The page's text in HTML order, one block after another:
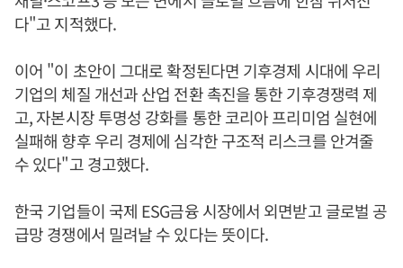
다"고 지적했다.
이어 "이 초안이 그대로 확정된다면 기후경제 시대에 우리
기업의 체질 개선과 산업 전환 촉진을 통한 기후경쟁력 제
고, 자본시장 투명성 강화를 통한 코리아 프리미엄 실현에
실패해 향후 우리 경제에 심각한 구조적 리스크를 안겨줄
수 있다"고 경고했다.
한국 기업들이 국제 ESG금융 시장에서 외면받고 글로벌 공
급망 경쟁에서 밀려날 수 있다는 뜻이다.